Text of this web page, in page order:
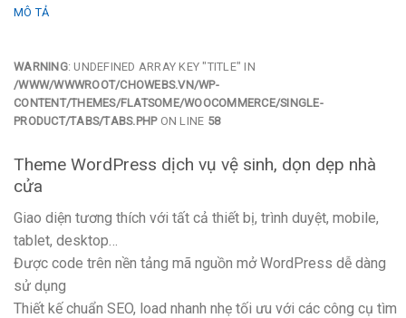
MÔ TẢ
WARNING: UNDEFINED ARRAY KEY "TITLE" IN
/WWW/WWWROOT/CHOWEBS.VN/WP-
CONTENT/THEMES/FLATSOME/WOOCOMMERCE/SINGLE-
PRODUCT/TABS/TABS.PHPON LINE 58
Theme WordPress dịch vụ vệ sinh, dọn dẹp nhà
cửa
Giao diện tương thích với tất cả thiết bị, trình duyệt, mobile,
tablet, desktop…
Được code trên nền tảng mã nguồn mở WordPress dễ dàng
sử dụng
Thiết kế chuẩn SEO, load nhanh nhẹ tối ưu với các công cụ tìm